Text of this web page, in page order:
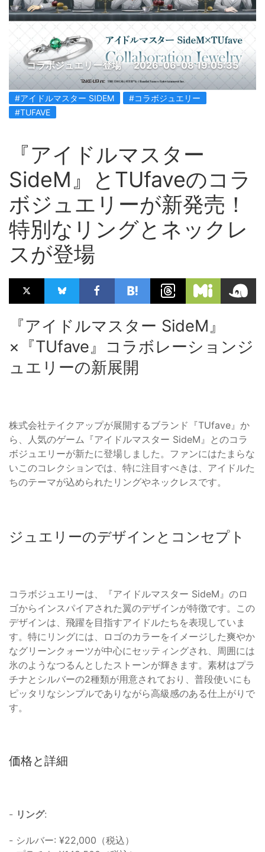
コラボジュエリー登場 2026-06-08 19:05:35
#アイドルマスター SIDEM
#コラボジュエリー
#TUFAVE
『アイドルマスター
SideM』とTUfaveのコラ
ボジュエリーが新発売！
特別なリングとネックレ
スが登場
『アイドルマスター SideM』
×『TUfave』コラボレーションジ
ュエリーの新展開
株式会社テイクアップが展開するブランド『TUfave』か
ら、人気のゲーム『アイドルマスター SideM』とのコラ
ボジュエリーが新たに登場しました。ファンにはたまらな
いこのコレクションでは、特に注目すべきは、アイドルた
ちのテーマが込められたリングやネックレスです。
ジュエリーのデザインとコンセプト
コラボジュエリーは、『アイドルマスター SideM』のロ
ゴからインスパイアされた翼のデザインが特徴です。この
デザインは、飛躍を目指すアイドルたちを表現していま
す。特にリングには、ロゴのカラーをイメージした爽やか
なグリーンクォーツが中心にセッティングされ、周囲には
氷のようなつるんとしたストーンが輝きます。素材はプラ
チナとシルバーの2種類が用意されており、普段使いにも
ピッタリなシンプルでありながら高級感のある仕上がりで
す。
価格と詳細
- リング:
- シルバー: ¥22,000（税込）